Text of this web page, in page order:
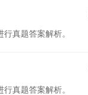
真题答案解析。
真题答案解析。